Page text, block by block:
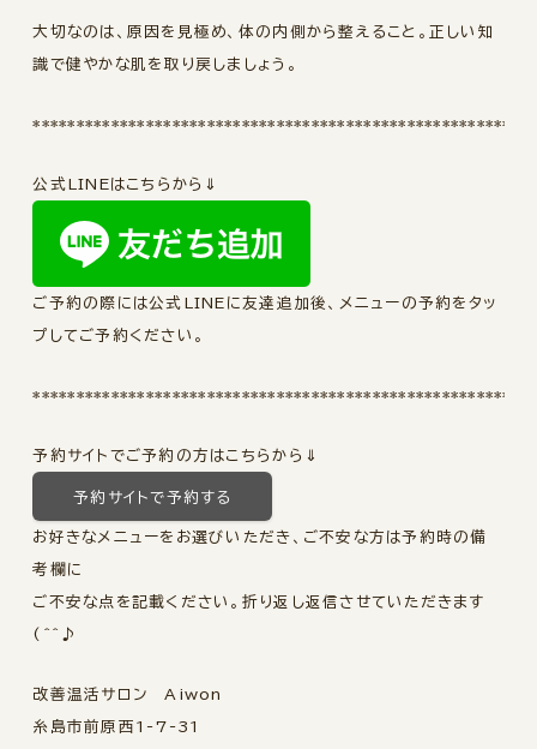
大切なのは、原因を見極め、体の内側から整えること。正しい知
識で健やかな肌を取り戻しましょう。
公式LINEはこちらから⇓
ご予約の際には公式LINEに友達追加後、メニューの予約をタッ
プしてご予約ください。
**********************************************************
予約サイトでご予約の方はこちらから⇓
予約サイトで予約する
お好きなメニューをお選びいただき、ご不安な方は予約時の備
考欄に
ご不安な点を記載ください。折り返し返信させていただきます
(^^♪
改善温活サロン Aiwon
糸島市前原西1-7-31